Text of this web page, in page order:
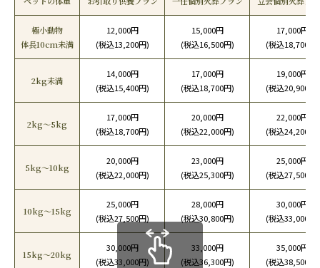
極小動物
体長10cm未満
12,000円
(税込13,200円)
15,000円
(税込16,500円)
17,000円
(税込18,700円)
2kg未満
14,000円
(税込15,400円)
17,000円
(税込18,700円)
19,000円
(税込20,900円)
2kg〜5kg
17,000円
(税込18,700円)
20,000円
(税込22,000円)
22,000円
(税込24,200円)
5kg〜10kg
20,000円
(税込22,000円)
23,000円
(税込25,300円)
25,000円
(税込27,500円)
10kg〜15kg
25,000円
(税込27,500円)
28,000円
(税込30,800円)
30,000円
(税込33,000円)
15kg〜20kg
30,000円
(税込33,000円)
33,000円
(税込36,300円)
35,000円
(税込38,500円)